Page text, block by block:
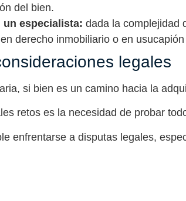
del bien.
especialista: dada la complejidad
derecho inmobiliario o en
legales
si bien es un camino hacia la
retos es la necesidad de probar
enfrentarse a disputas legales,